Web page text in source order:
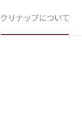
クリナップについて